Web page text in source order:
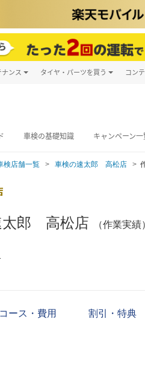
ンス タイヤ・パーツを買う コン
車検の基礎知識 キャンペーン一
検店舗一覧 車検の速太郎 高松店
太郎 高松店 （作業実績
コース・費用 割引・特典